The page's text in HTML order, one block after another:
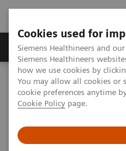
Cookies used for
Siemens Healthineers and
Siemens Healthineers
how we use cookies by
You may allow all cookies or
cookie preferences anytime
Cookie Policy page.
Soluzioni e servizi
Home Area Stampa
Siemens Healthineers e
per la più recente